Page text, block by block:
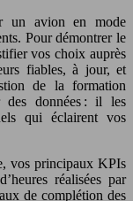
un avion en mode
Pour démontrer le
vos choix auprès
fiables, à jour, et
de la formation
des données : il les
qui éclairent vos
vos principaux KPIs
réalisées par
de complétion des